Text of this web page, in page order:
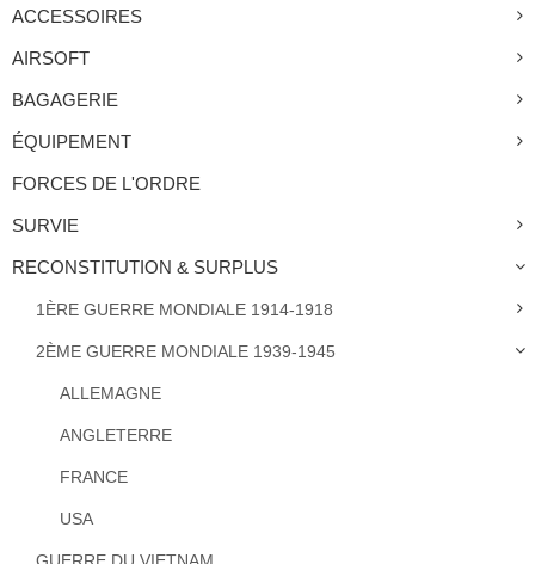
ACCESSOIRES
AIRSOFT
BAGAGERIE
ÉQUIPEMENT
FORCES DE L'ORDRE
SURVIE
RECONSTITUTION & SURPLUS
1ÈRE GUERRE MONDIALE 1914-1918
2ÈME GUERRE MONDIALE 1939-1945
ALLEMAGNE
ANGLETERRE
FRANCE
USA
GUERRE DU VIETNAM